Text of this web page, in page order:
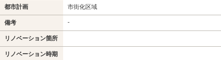
都市計画 市街化区域
備考 -
リノベーション箇所
リノベーション時期